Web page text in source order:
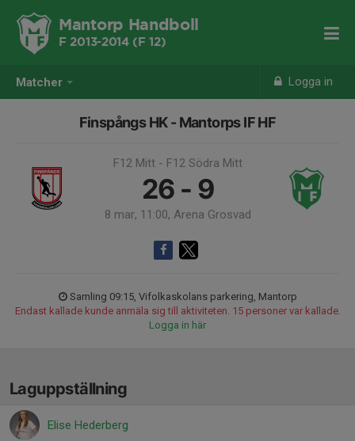
Matcher Logga in
Mantorp Handboll
F 2013-2014 (F 12)
Finspångs HK - Mantorps IF HF
F12 Mitt - F12 Södra Mitt
26 - 9
8 mar, 11:00, Arena Grosvad
Samling 09:15, Vifolkaskolans parkering, Mantorp
Endast kallade kunde anmäla sig till aktiviteten. 15 personer var kallade.
Logga in här
Laguppställning
Elise Hederberg